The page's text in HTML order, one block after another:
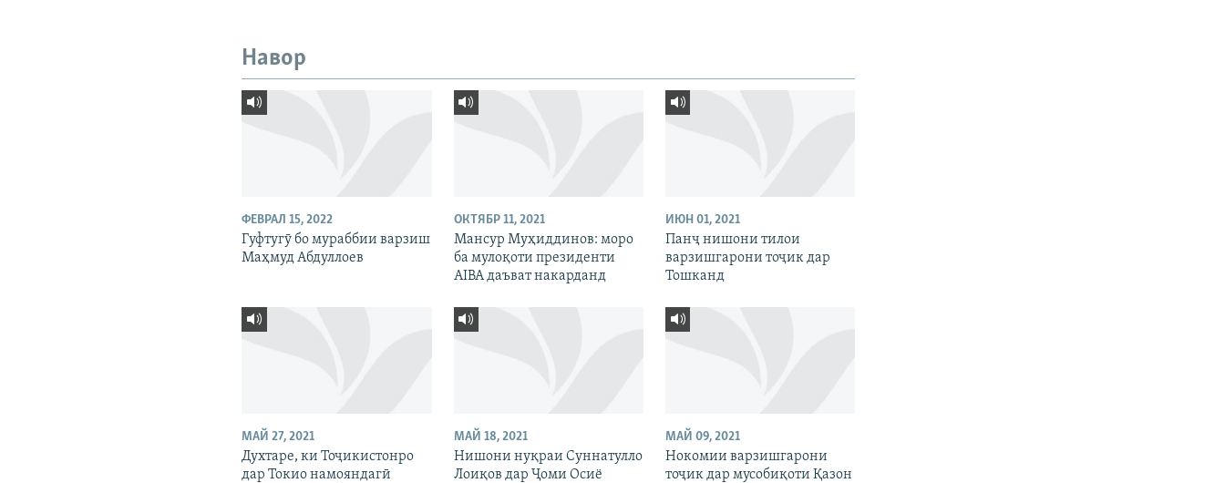
Навор
ФЕВРАЛ 15, 2022
Гуфтугӯ бо мураббии варзиш
Маҳмуд Абдуллоев
ОКТЯБР 11, 2021
Мансур Муҳиддинов: моро
ба мулоқоти президенти
AIBA даъват накарданд
ИЮН 01, 2021
Панҷ нишони тилои
варзишгарони тоҷик дар
Тошканд
МАЙ 27, 2021
Духтаре, ки Тоҷикистонро
дар Токио намояндагӣ
МАЙ 18, 2021
Нишони нуқраи Суннатулло
Лоиқов дар Ҷоми Осиё
МАЙ 09, 2021
Нокомии варзишгарони
тоҷик дар мусобиқоти Қазон